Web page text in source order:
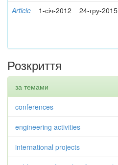
Article 1-січ-2012 24-гру-2015
Розкриття
за темами
conferences
engineering activities
international projects